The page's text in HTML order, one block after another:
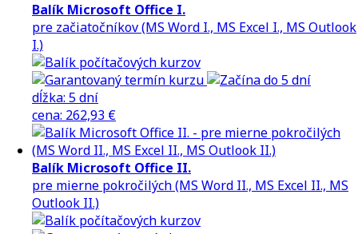
Balík Microsoft Office I.
pre začiatočníkov (MS Word I., MS Excel I., MS Outlook
I.)
dĺžka: 5 dní
cena: 262,93 €
Balík Microsoft Office II.
pre mierne pokročilých (MS Word II., MS Excel II., MS
Outlook II.)